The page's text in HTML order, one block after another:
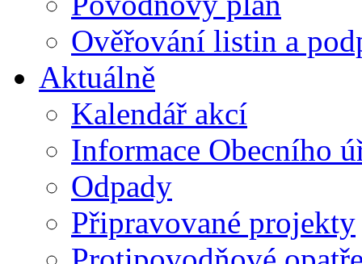
Ověřování listin a
Aktuálně
Kalendář akcí
Informace Obecního
Odpady
Připravované projekty